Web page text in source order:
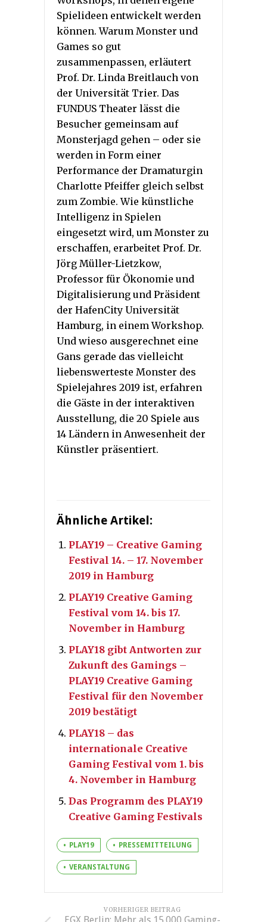
Spielideen entwickelt werden
können. Warum Monster und
Games so gut
zusammenpassen, erläutert
Prof. Dr. Linda Breitlauch von
der Universität Trier. Das
FUNDUS Theater lässt die
Besucher gemeinsam auf
Monsterjagd gehen – oder sie
werden in Form einer
Performance der Dramaturgin
Charlotte Pfeiffer gleich selbst
zum Zombie. Wie künstliche
Intelligenz in Spielen
eingesetzt wird, um Monster zu
erschaffen, erarbeitet Prof. Dr.
Jörg Müller-Lietzkow,
Professor für Ökonomie und
Digitalisierung und Präsident
der HafenCity Universität
Hamburg, in einem Workshop.
Und wieso ausgerechnet eine
Gans gerade das vielleicht
liebenswerteste Monster des
Spielejahres 2019 ist, erfahren
die Gäste in der interaktiven
Ausstellung, die 20 Spiele aus
14 Ländern in Anwesenheit der
Künstler präsentiert.
Ähnliche Artikel:
PLAY19 – Creative Gaming
Festival 14. – 17. November
2019 in Hamburg
PLAY19 Creative Gaming
Festival vom 14. bis 17.
November in Hamburg
PLAY18 gibt Antworten zur
Zukunft des Gamings –
PLAY19 Creative Gaming
Festival für den November
2019 bestätigt
PLAY18 – das
internationale Creative
Gaming Festival vom 1. bis
4. November in Hamburg
Das Programm des PLAY19
Creative Gaming Festivals
PLAY19 PRESSEMITTEILUNG
VERANSTALTUNG
VORHERIGER BEITRAG